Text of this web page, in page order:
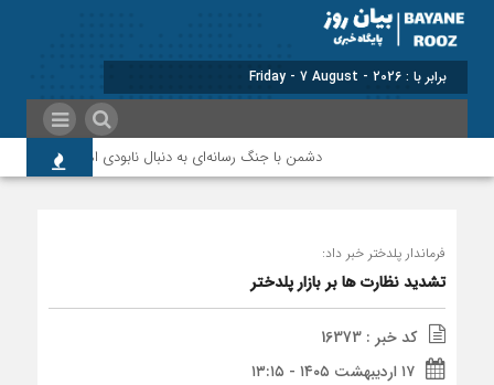
برابر با : Friday - 7 August - 2026
دشمن با جنگ رسانه‌ای به دنبال نابودی امید و اعتماد
فرماندار پلدختر خبر داد:
تشدید نظارت ها بر بازار پلدختر
کد خبر : 16373
۱۷ اردیبهشت ۱۴۰۵ - ۱۳:۱۵